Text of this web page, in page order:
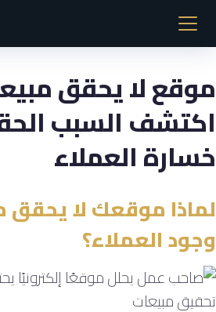
موقع لا يحقق
اكتشف السبب
خسارة العملاء
لماذا موقعك لا يحقق
وجود العملاء؟